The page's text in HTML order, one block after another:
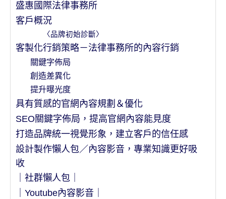
盛惠國際法律事務所
客戶概況
〈品牌初始診斷〉
客製化行銷策略－法律事務所的內容行銷
關鍵字佈局
創造差異化
提升曝光度
具有質感的官網內容規劃＆優化
SEO關鍵字佈局，提高官網內容能見度
打造品牌統一視覺形象，建立客戶的信任感
設計製作懶人包／內容影音，專業知識更好吸
收
｜社群懶人包｜
｜Youtube內容影音｜